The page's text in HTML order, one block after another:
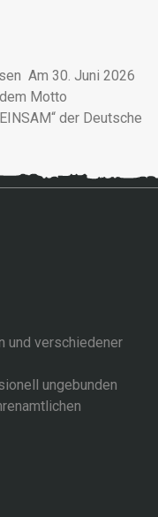
Am 30. Juni 2026
Motto
der Deutsche
und verschiedener
ungebunden